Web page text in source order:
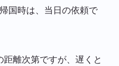
国時は、当日の依頼で
距離次第ですが、遅くと